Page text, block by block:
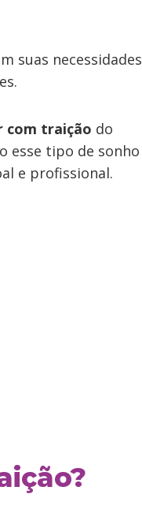
suas necessidades
com traição do
esse tipo de sonho
e profissional.